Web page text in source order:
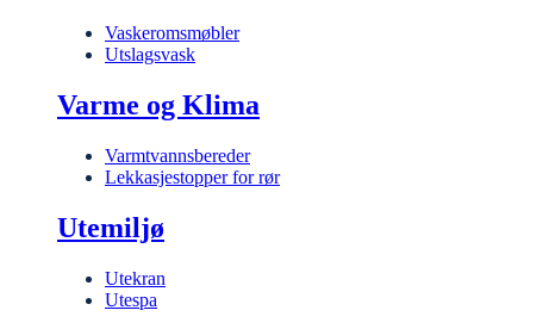
Vaskeromsmøbler
Utslagsvask
Varme og Klima
Varmtvannsbereder
Lekkasjestopper for rør
Utemiljø
Utekran
Utespa